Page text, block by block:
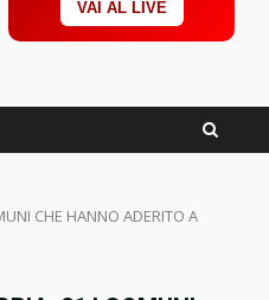
VAI AL LIVE
CHE HANNO ADERITO A